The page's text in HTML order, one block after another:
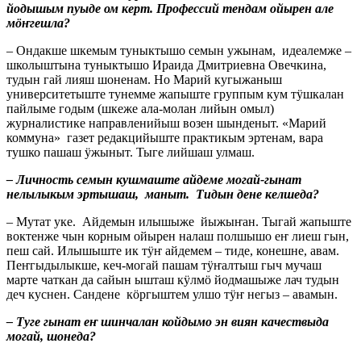
йодышым пуыде ом керт. Профессий тендам ойырен але
мӧҥгешла?
– Ондакше шкемым туныктышо семын ужынам, идеалемже –
школыштына туныктышо Ираида Дмитриевна Овечкина,
тудын гай лияш шоненам. Но Марий кугыжаныш
университетыште тунемме жапыште группым кум тӱшкалан
пайлыме годым (шкеже ала-молан лийын омыл)
журналистике направленийыш возен шынденыт. «Марий
коммуна» газет редакцийыште практикым эртенам, вара
тушко пашаш ӱжыныт. Тыге лийшаш улмаш.
– Личность семын кушмаште айдеме могай-гынат
нелылыкым эртышаш, маныт. Тидын дене келшеда?
– Мутат уке. Айдемын илышыже йыжыҥан. Тыгай жапыште
воктенже чын корным ойырен налаш полшышо еҥ лиеш гын,
пеш сай. Илышыште ик тӱҥ айдемем – тиде, конешне, авам.
Пеҥгыдылыкше, кеч-могай пашам тӱҥалтыш гыч мучаш
марте чаткан да сайын ышташ кӱлмӧ йодмашыже лач тудын
деч куснен. Сандене кӧргыштем улшо тӱҥ негыз – авамын.
– Туге гынат еҥ шинчалан койдымо эн виян качествыда
могай, шонеда?